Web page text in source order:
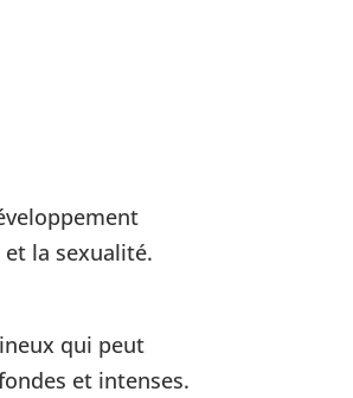
la sexualité.
qui peut
et intenses.